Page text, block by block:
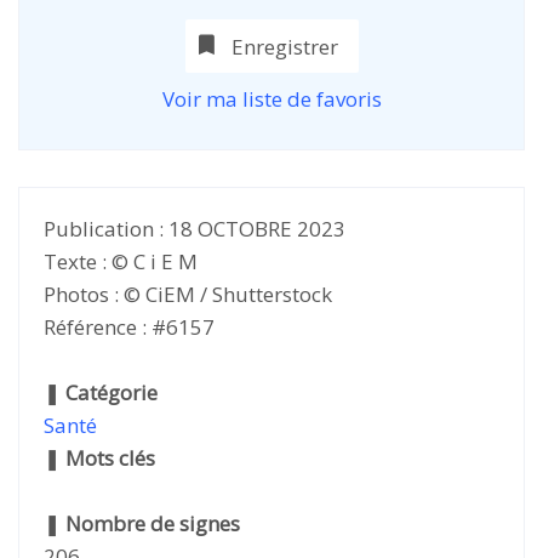
Enregistrer
Voir ma liste de favoris
Publication : 18 OCTOBRE 2023
Texte : © C i E M
Photos : © CiEM / Shutterstock
Référence : #6157
❚ Catégorie
Santé
❚ Mots clés
❚ Nombre de signes